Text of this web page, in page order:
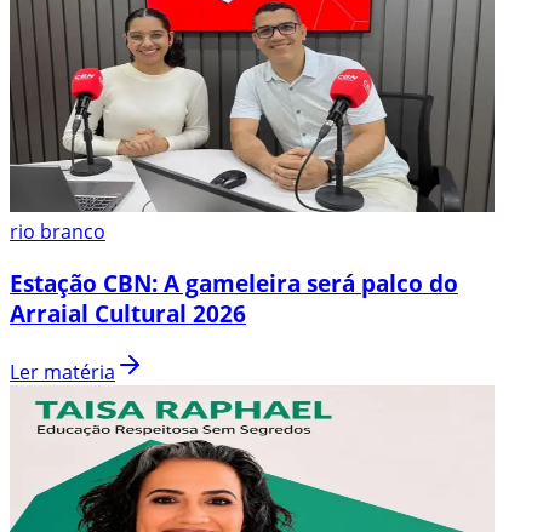
rio branco
Estação CBN: A gameleira será palco do
Arraial Cultural 2026
Ler matéria